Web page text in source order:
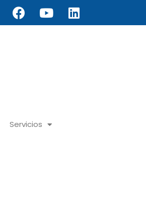
Facebook
YoutubeLinkedin
Servicios